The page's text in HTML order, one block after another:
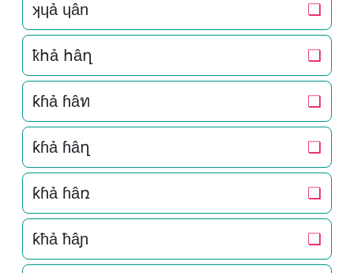
ʞɥả ɥân ❏
ҟհả հâղ ❏
ƙɦả ɦâท ❏
ƙɦả ɦâղ ❏
ƙɦả ɦâռ ❏
ƙħả ħâɲ ❏